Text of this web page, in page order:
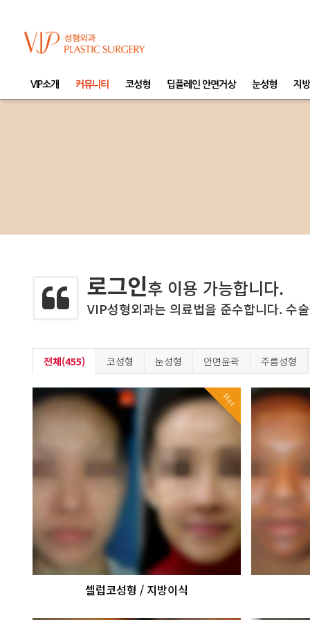
VIP소개 커뮤니티 코성형 딥플레인 안면거상 눈성형 지
로그인후 이용 가능합니다.
VIP성형외과는 의료법을 준수합니다. 수
전체(455) 코성형 눈성형 안면윤곽 주름성형
Hot
셀럽코성형 / 지방이식